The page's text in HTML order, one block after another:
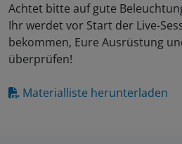
Achtet bitte auf gute
Ihr werdet vor Start der Live-
bekommen, Eure Ausrüstung
überprüfen!
Materialliste herunterladen